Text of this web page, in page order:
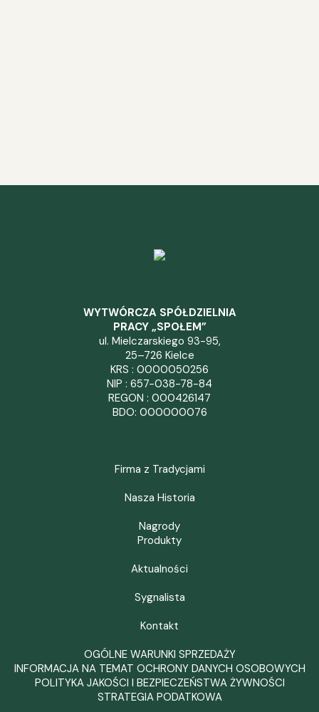
WYTWÓRCZA SPÓŁDZIELNIA
PRACY „SPOŁEM”
ul. Mielczarskiego 93-95,
25–726 Kielce
KRS : 0000050256
NIP : 657-038-78-84
REGON : 000426147
BDO: 000000076
Firma z Tradycjami
Nasza Historia
Nagrody
Produkty
Aktualności
Sygnalista
Kontakt
OGÓLNE WARUNKI SPRZEDAŻY
INFORMACJA NA TEMAT OCHRONY DANYCH OSOBOWYCH
POLITYKA JAKOŚCI I BEZPIECZEŃSTWA ŻYWNOŚCI
STRATEGIA PODATKOWA